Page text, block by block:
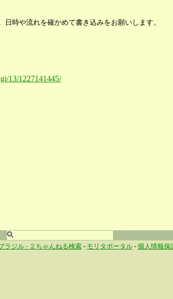
時や流れを確かめて書き込みをお願いします。
13/1227141445/
ラジル - ２ちゃんねる検索- モリタポータル- 個人情報保